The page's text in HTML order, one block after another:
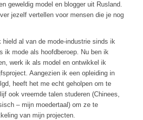
geweldig model en blogger uit Rusland.
jezelf vertellen voor mensen die je nog
hield al van de mode-industrie sinds ik
ik mode als hoofdberoep. Nu ben ik
werk ik als model en ontwikkel ik
Aangezien ik een opleiding in
heeft het me echt geholpen om te
ook vreemde talen studeren (Chinees,
– mijn moedertaal) om ze te
van mijn projecten.